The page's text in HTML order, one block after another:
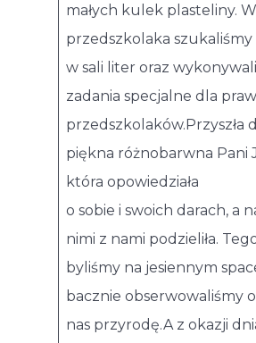
małych kulek plasteliny.
przedszkolaka
w sali liter oraz
zadania specjalne dla
przedszkolaków.Przyszła
piękna różnobarwna Pani
która opowiedziała
o sobie i swoich darach, a
nimi z nami podzieliła.
byliśmy na jesiennym
bacznie obserwowaliśmy
nas przyrodę.A z okazji